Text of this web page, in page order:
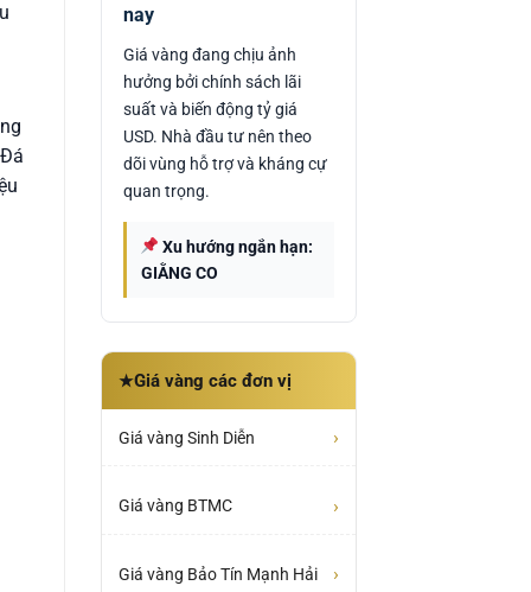
nay
Giá vàng đang chịu ảnh
hưởng bởi chính sách lãi
suất và biến động tỷ giá
USD. Nhà đầu tư nên theo
dõi vùng hỗ trợ và kháng cự
quan trọng.
Xu hướng ngắn hạn:
GIẰNG CO
★Giá vàng các đơn vị
Giá vàng Sinh Diễn ›
Giá vàng BTMC ›
Giá vàng Bảo Tín Mạnh Hải ›